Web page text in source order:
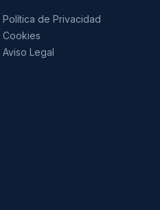
Política de Privacidad
Cookies
Aviso Legal